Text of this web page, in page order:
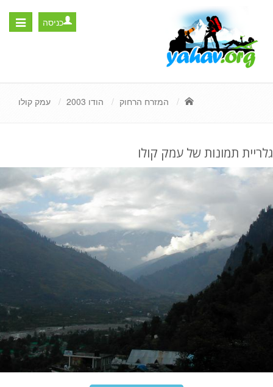
Toggle
כניסה
המזרח הרחוק הודו 2003 עמק קולו
גלריית תמונות של עמק קולו